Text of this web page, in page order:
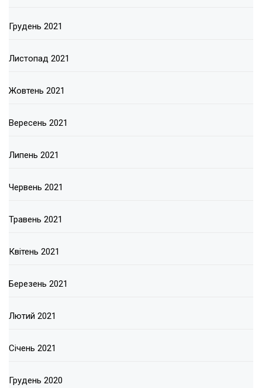
Грудень 2021
Листопад 2021
Жовтень 2021
Вересень 2021
Липень 2021
Червень 2021
Травень 2021
Квітень 2021
Березень 2021
Лютий 2021
Січень 2021
Грудень 2020